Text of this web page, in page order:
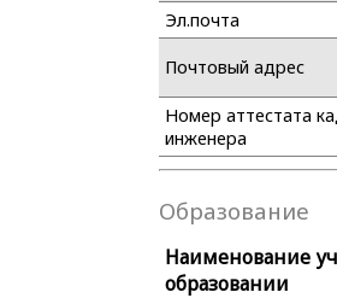
Эл.почта
Почтовый адрес
Номер аттестата
инженера
Образование
Наименование
образовании